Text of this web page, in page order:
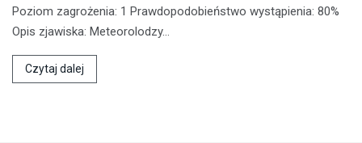
Poziom zagrożenia: 1 Prawdopodobieństwo wystąpienia: 80%
Opis zjawiska: Meteorolodzy…
Czytaj dalej